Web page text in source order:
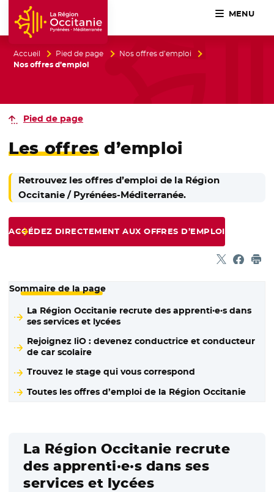
Accueil Région Occitanie / Pyrénées-Méditerranée
MENU
Accueil Pied de page
Nos offres d’emploi
Nos offres d’emploi
Pied de page
Les offresd’emploi
Retrouvez les offres d’emploi de la Région
Occitanie / Pyrénées-Méditerranée.
ACCÉDEZ DIRECTEMENT AUX OFFRES D’EMPLOI
Partager
- Nouvelle
-
Sommaire de la page
La Région Occitanie recrute des apprenti·e·s dans
ses services et lycées
Rejoignez liO : devenez conductrice et conducteur
de car scolaire
Trouvez le stage qui vous correspond
Toutes les offres d’emploi de la Région Occitanie
La Région Occitanie recrute
des apprenti·e·s dans ses
services et lycées